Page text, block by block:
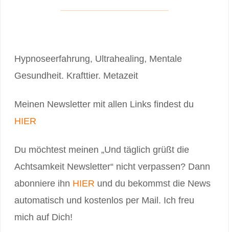
Hypnoseerfahrung, Ultrahealing, Mentale
Gesundheit. Krafttier. Metazeit
Meinen Newsletter mit allen Links findest du
HIER
Du möchtest meinen „Und täglich grüßt die
Achtsamkeit Newsletter“ nicht verpassen? Dann
abonniere ihn HIER und du bekommst die News
automatisch und kostenlos per Mail. Ich freu
mich auf Dich!